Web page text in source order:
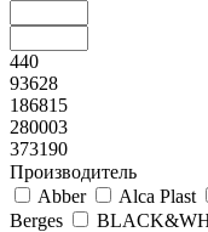
440
93628
186815
280003
373190
Производитель
Abber
Alca Plast
Berges